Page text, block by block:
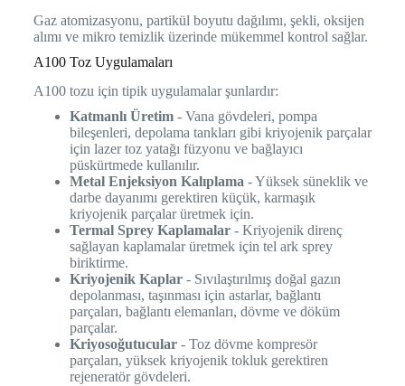
Gaz atomizasyonu, partikül boyutu dağılımı, şekli, oksijen
alımı ve mikro temizlik üzerinde mükemmel kontrol sağlar.
A100 Toz Uygulamaları
A100 tozu için tipik uygulamalar şunlardır:
Katmanlı Üretim- Vana gövdeleri, pompa
bileşenleri, depolama tankları gibi kriyojenik parçalar
için lazer toz yatağı füzyonu ve bağlayıcı
püskürtmede kullanılır.
Metal Enjeksiyon Kalıplama- Yüksek süneklik ve
darbe dayanımı gerektiren küçük, karmaşık
kriyojenik parçalar üretmek için.
Termal Sprey Kaplamalar- Kriyojenik direnç
sağlayan kaplamalar üretmek için tel ark sprey
biriktirme.
Kriyojenik Kaplar- Sıvılaştırılmış doğal gazın
depolanması, taşınması için astarlar, bağlantı
parçaları, bağlantı elemanları, dövme ve döküm
parçalar.
Kriyosoğutucular- Toz dövme kompresör
parçaları, yüksek kriyojenik tokluk gerektiren
rejeneratör gövdeleri.